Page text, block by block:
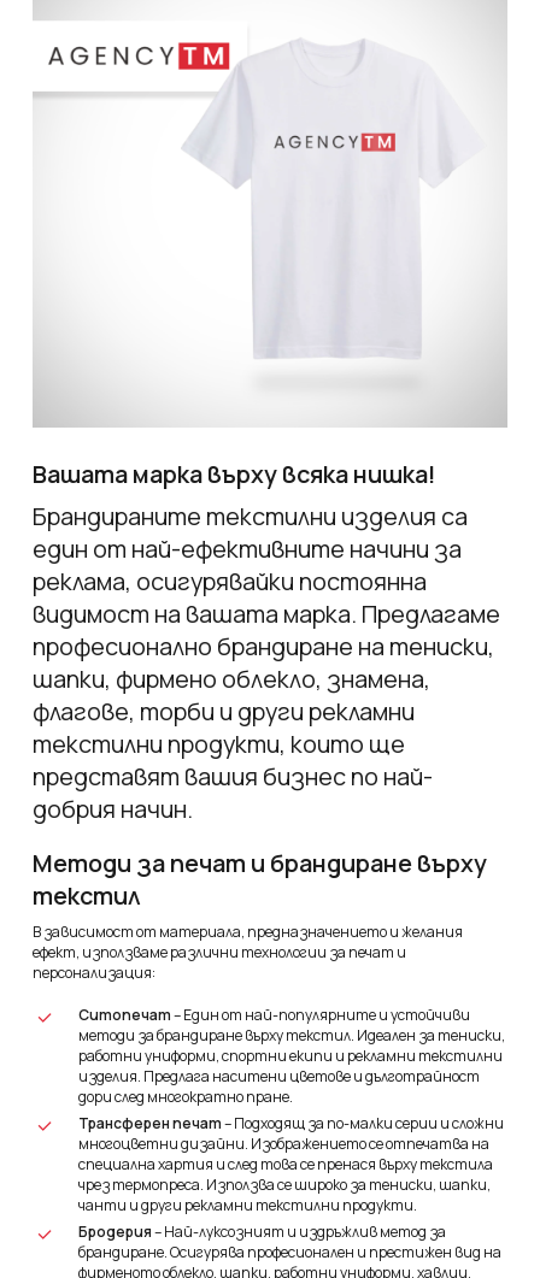
Вашата марка върху всяка нишка!
Брандираните текстилни изделия са
един от най-ефективните начини за
реклама, осигурявайки постоянна
видимост на вашата марка. Предлагаме
професионално брандиране на тениски,
шапки, фирмено облекло, знамена,
флагове, торби и други рекламни
текстилни продукти, които ще
представят вашия бизнес по най-
добрия начин.
Методи за печат и брандиране върху
текстил
В зависимост от материала, предназначението и желания
ефект, използваме различни технологии за печат и
персонализация:
Ситопечат– Един от най-популярните и устойчиви
методи за брандиране върху текстил. Идеален за тениски,
работни униформи, спортни екипи и рекламни текстилни
изделия. Предлага наситени цветове и дълготрайност
дори след многократно пране.
Трансферен печат– Подходящ за по-малки серии и сложни
многоцветни дизайни. Изображението се отпечатва на
специална хартия и след това се пренася върху текстила
чрез термопреса. Използва се широко за тениски, шапки,
чанти и други рекламни текстилни продукти.
Бродерия– Най-луксозният и издръжлив метод за
брандиране. Осигурява професионален и престижен вид на
фирменото облекло, шапки, работни униформи, хавлии,